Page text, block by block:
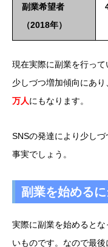
副業希望者
（2018年）
現在実際に副業を行って
少しづつ増加傾向にあ
万人にもなります。
SNSの発達により少し
事実でしょう。
副業を始める
実際に副業を始めると
いものです。なので最